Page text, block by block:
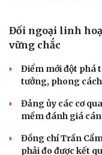
NHẬN DIỆN SỰ
chứng minh qua
Thực tiễn vận
điệu xuyên tạc